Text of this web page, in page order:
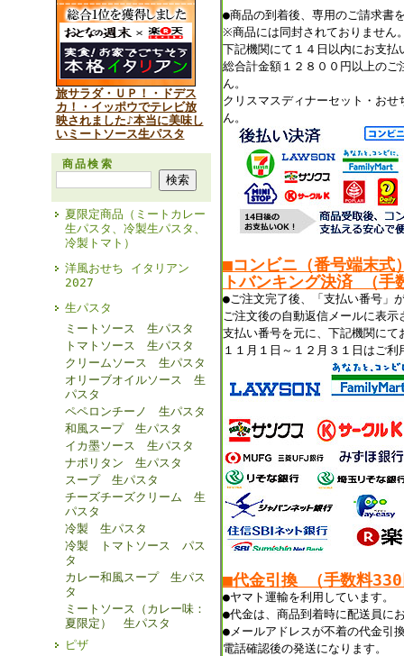
旅サラダ・ＵＰ！・ドデス
カ！・イッポウでテレビ放
映されました♪本当に美味し
いミートソース生パスタ
商品検索
夏限定商品（ミートカレー
生パスタ、冷製生パスタ、
冷製トマト）
洋風おせち イタリアン
2027
生パスタ
ミートソース 生パスタ
トマトソース 生パスタ
クリームソース 生パスタ
オリーブオイルソース 生
パスタ
ペペロンチーノ 生パスタ
和風スープ 生パスタ
イカ墨ソース 生パスタ
ナポリタン 生パスタ
スープ 生パスタ
チーズチーズクリーム 生
パスタ
冷製 生パスタ
冷製 トマトソース パス
タ
カレー和風スープ 生パス
タ
ミートソース（カレー味：
夏限定） 生パスタ
ピザ
●商品の到着後、専用のご請求書
※商品には同封されておりません
下記機関にて１４日以内にお支払
総合計金額１２８００円以上のご
ん。
クリスマスディナーセット・おせ
ん。
■コンビニ（番号端末式
トバンキング決済 （手
●ご注文完了後、「支払い番号」
ご注文後の自動返信メールに表示
支払い番号を元に、下記機関にて
１１月１日～１２月３１日はご利
■代金引換 （手数料
●ヤマト運輸を利用しています。
●代金は、商品到着時に配送員に
●メールアドレスが不着の代金引
電話確認後の発送になります。